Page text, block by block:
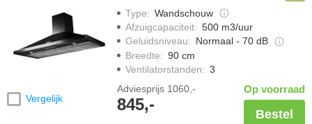
Vergelijk
Type: Wandschouw
Afzuigcapaciteit: 500 m3/uur
Geluidsniveau: Normaal - 70 dB
Breedte: 90 cm
Ventilatorstanden: 3
Adviesprijs 1060,-
845,-
Op voorraad
Bestel